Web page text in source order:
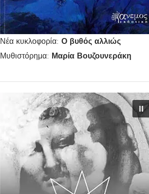
Νέα κυκλοφορία:Ο βυθός αλλιώς
Μυθιστόρημα: Μαρία Βουζουνεράκη